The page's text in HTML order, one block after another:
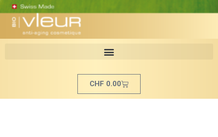
Zum
Inhalt
springen
CHF 0.00Cart